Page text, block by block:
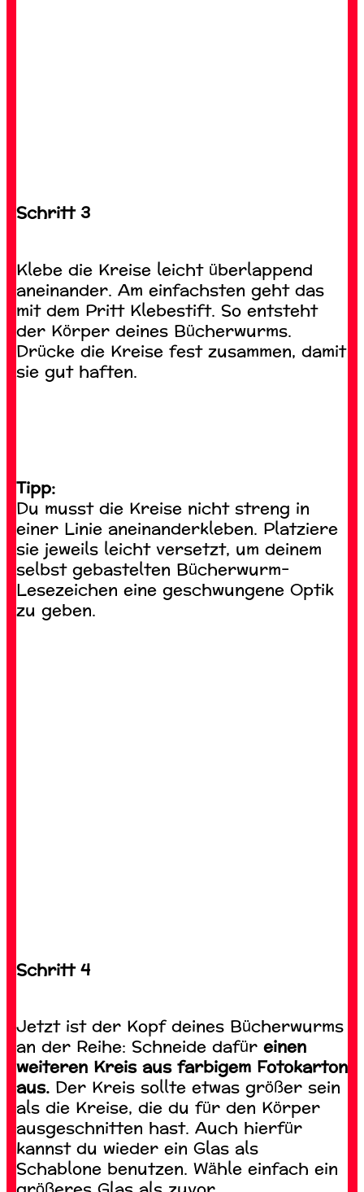
Schritt 3
Klebe die Kreise leicht überlappend
aneinander. Am einfachsten geht das
mit dem Pritt Klebestift. So entsteht
der Körper deines Bücherwurms.
Drücke die Kreise fest zusammen, damit
sie gut haften.
Tipp:
Du musst die Kreise nicht streng in
einer Linie aneinanderkleben. Platziere
sie jeweils leicht versetzt, um deinem
selbst gebastelten Bücherwurm-
Lesezeichen eine geschwungene Optik
zu geben.
Schritt 4
Jetzt ist der Kopf deines Bücherwurms
an der Reihe: Schneide dafüreinen
weiteren Kreis aus farbigem Fotokarton
aus. Der Kreis sollte etwas größer sein
als die Kreise, die du für den Körper
ausgeschnitten hast. Auch hierfür
kannst du wieder ein Glas als
Schablone benutzen. Wähle einfach ein